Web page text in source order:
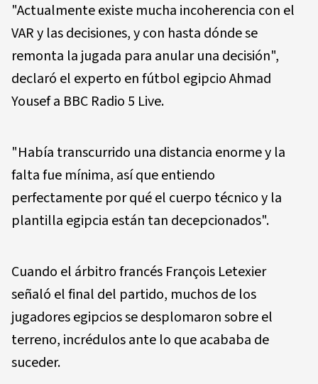
"Actualmente existe mucha incoherencia con el
VAR y las decisiones, y con hasta dónde se
remonta la jugada para anular una decisión",
declaró el experto en fútbol egipcio Ahmad
Yousef a BBC Radio 5 Live.
"Había transcurrido una distancia enorme y la
falta fue mínima, así que entiendo
perfectamente por qué el cuerpo técnico y la
plantilla egipcia están tan decepcionados".
Cuando el árbitro francés François Letexier
señaló el final del partido, muchos de los
jugadores egipcios se desplomaron sobre el
terreno, incrédulos ante lo que acababa de
suceder.